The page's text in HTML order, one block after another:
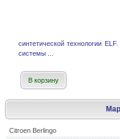
Citroen Berlingo
синтетической технологии
системы ...
В корзину